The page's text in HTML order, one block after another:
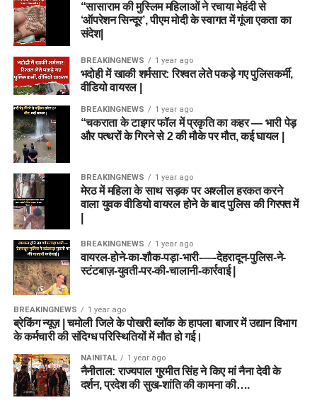
“सासाराम की मुस्लिम महिलाओं ने रचाया मेहंदी से
‘ऑपरेशन सिन्दूर’, पीएम मोदी के स्वागत में गूंजा एकता का
संदेश|
BREAKINGNEWS 1 year ago
भदोही में खाकी शर्मसार: रिश्वत लेते पकड़े गए पुलिसकर्मी,
वीडियो वायरल |
BREAKINGNEWS 1 year ago
“चकराता के टाइगर फॉल में प्रकृति का कहर — भारी पेड़
और पत्थरों के गिरने से 2 की मौके पर मौत, कई घायल |
BREAKINGNEWS 1 year ago
मेरठ में महिला के साथ सड़क पर अश्लील हरकत करने
वाला युवक वीडियो वायरल होने के बाद पुलिस की गिरफ्त में
BREAKINGNEWS 1 year ago
वायरल-होने-का-शौक-पड़ा-भारी-—-देहरादून-पुलिस-ने-
स्टंटबाज़-युवती-पर-की-चालानी-कार्रवाई |
BREAKINGNEWS 1 year ago
ब्रेकिंग न्यूज़ | चमोली जिले के पोखरी ब्लॉक के हापला बाजार में उद्यान विभाग
के कर्मचारी की संदिग्ध परिस्थितियों में मौत हो गई।
NAINITAL 1 year ago
नैनीताल: राज्यपाल गुरमीत सिंह ने किए मां नैना देवी के
दर्शन, प्रदेश की सुख-शांति की कामना की….